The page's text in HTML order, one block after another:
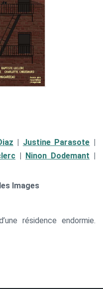
Justine Parasote
Ninon Dodemant
Images
résidence endormie.